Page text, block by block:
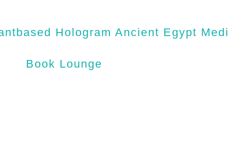
Hologram Ancient Egypt
Book Lounge